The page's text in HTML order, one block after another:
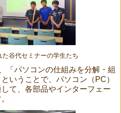
谷代セミナーの学生たち
「パソコンの仕組みを分解・組
いうことで、パソコン（PC）
て、各部品やインターフェー